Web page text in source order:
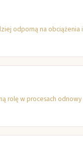
odporną na obciążenia i
rolę w procesach odnowy